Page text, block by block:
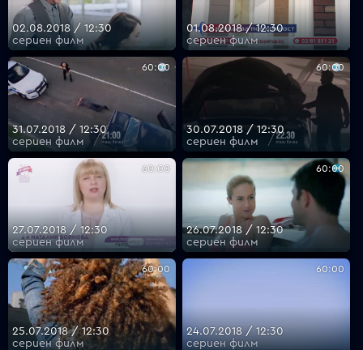
02.08.2018 / 12:30
сериен филм
01.08.2018 / 12:30
сериен филм
60:00
31.07.2018 / 12:30
сериен филм
60:00
30.07.2018 / 12:30
сериен филм
60:00
27.07.2018 / 12:30
сериен филм
60:00
26.07.2018 / 12:30
сериен филм
60:00
25.07.2018 / 12:30
сериен филм
60:00
24.07.2018 / 12:30
сериен филм